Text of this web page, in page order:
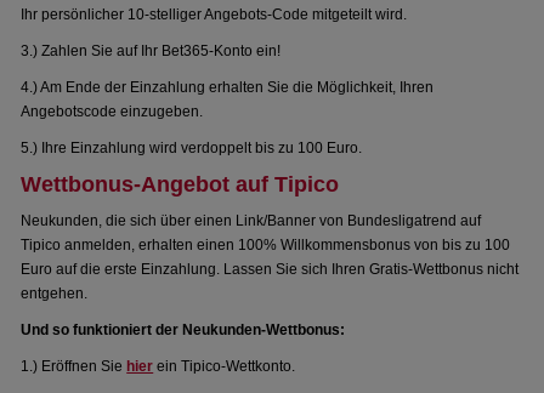
Ihr persönlicher 10-stelliger Angebots-Code mitgeteilt wird.
3.) Zahlen Sie auf Ihr Bet365-Konto ein!
4.) Am Ende der Einzahlung erhalten Sie die Möglichkeit, Ihren
Angebotscode einzugeben.
5.) Ihre Einzahlung wird verdoppelt bis zu 100 Euro.
Wettbonus-Angebot auf Tipico
Neukunden, die sich über einen Link/Banner von Bundesligatrend auf
Tipico anmelden, erhalten einen 100% Willkommensbonus von bis zu 100
Euro auf die erste Einzahlung. Lassen Sie sich Ihren Gratis-Wettbonus nicht
entgehen.
Und so funktioniert der Neukunden-Wettbonus:
1.) Eröffnen Sie hier ein Tipico-Wettkonto.